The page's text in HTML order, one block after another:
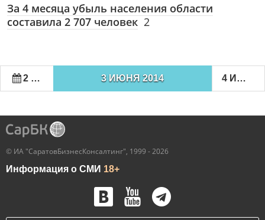
За 4 месяца убыль населения области
составила 2 707 человек 2
2 ИЮНЯ 2014 3 ИЮНЯ 2014 4 ИЮНЯ 2014
© ИА "СаратовБизнесКонсалтинг", 1999 - 2026
Информация о СМИ 18+